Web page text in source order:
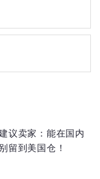
议卖家：能在国内
留到美国仓！